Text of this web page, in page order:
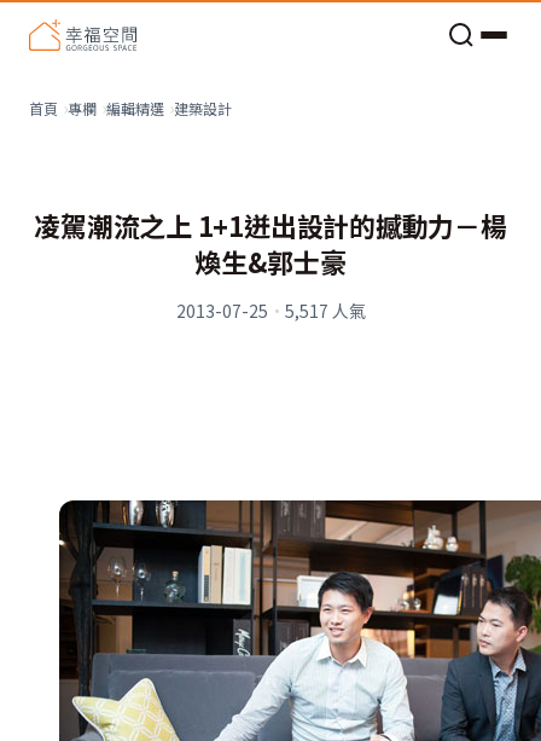
首頁 專欄 編輯精選 建築設計
凌駕潮流之上 1+1迸出設計的撼動力－楊
煥生&郭士豪
2013-07-25 · 5,517 人氣